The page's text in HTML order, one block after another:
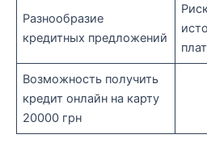
Разнообразие
кредитных предложений
Возможность получить
кредит онлайн на карту
20000 грн